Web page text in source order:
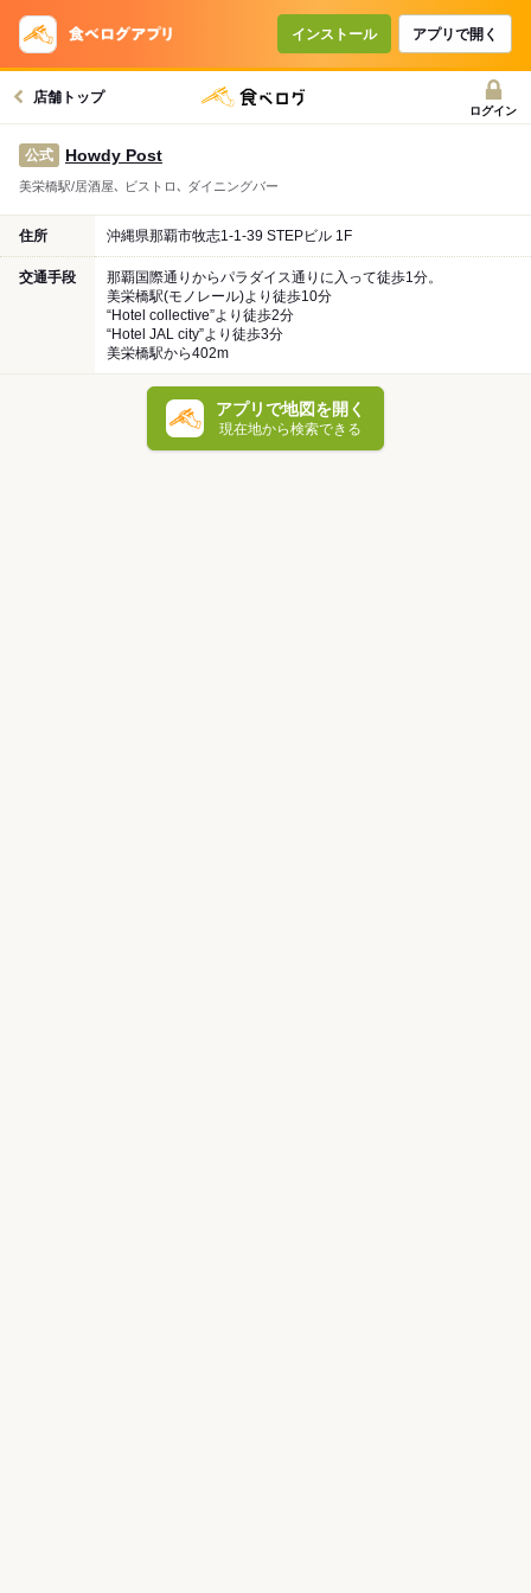
インストール アプリで開く
店舗トップ
ログイン
公式 Howdy Post
美栄橋駅/居酒屋､ ビストロ､ ダイニングバー
住所 沖縄県那覇市牧志1-1-39 STEPビル 1F
交通手段
那覇国際通りからパラダイス通りに入って徒歩1分。
美栄橋駅(モノレール)より徒歩10分
“Hotel collective”より徒歩2分
“Hotel JAL city”より徒歩3分
美栄橋駅から402m
アプリで地図を開く
現在地から検索できる